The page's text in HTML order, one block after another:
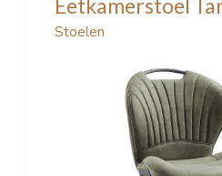
Stoelen